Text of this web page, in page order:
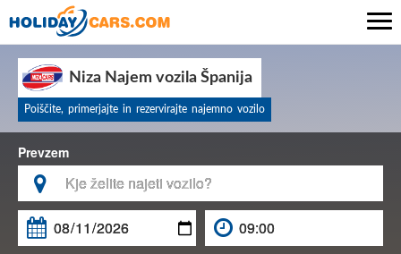
Niza Najem vozila Španija
Poiščite, primerjajte in rezervirajte najemno vozilo
Prevzem

